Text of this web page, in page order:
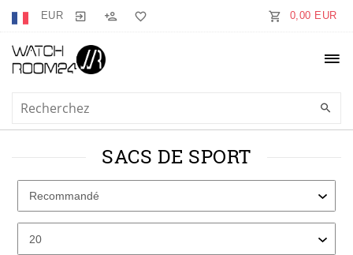
EUR 0,00 EUR
SACS DE SPORT